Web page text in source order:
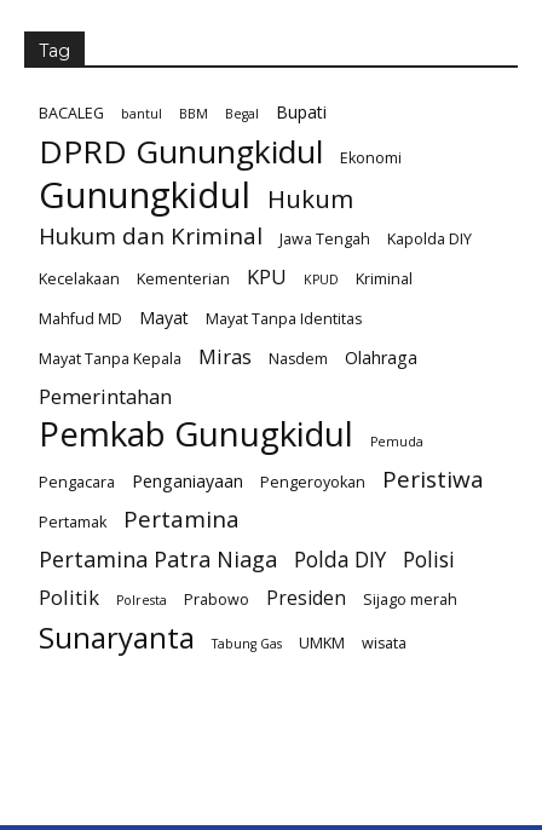
Tag
BACALEG bantul BBM Begal Bupati
DPRD Gunungkidul Ekonomi
Gunungkidul Hukum
Hukum dan Kriminal Jawa Tengah
Kapolda DIY
Kecelakaan
Kementerian KPU KPUD
Kriminal
Mahfud MD
Mayat
Mayat Tanpa Identitas
Mayat Tanpa Kepala
Miras Nasdem Olahraga
Pemerintahan
Pemkab Gunugkidul Pemuda
Pengacara Penganiayaan Pengeroyokan Peristiwa
Pertamak Pertamina
Pertamina Patra Niaga Polda DIY
Polisi
Politik
Polresta Prabowo Presiden Sijago merah
Sunaryanta Tabung Gas UMKM wisata